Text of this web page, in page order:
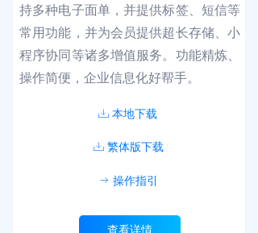
持多种电子面单，并提供标签、短信等
常用功能，并为会员提供超长存储、小
程序协同等诸多增值服务。功能精炼、
操作简便，企业信息化好帮手。
ꄔ 本地下载
ꄔ 繁体版下载
ꁹ 操作指引
查看详情